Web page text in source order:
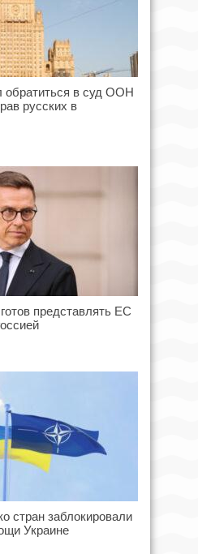
в суд ООН
русских в
представлять ЕС
стран заблокировали
Украине